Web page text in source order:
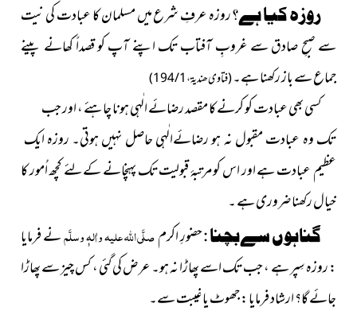
روزہ کیا ہے؟روزہ عرفِ شرع میں مسلمان کا عبادت کی نیت
سے صبحِ صادق سے غروبِ آفتاب تک اپنےآپکو قصداً کھانے پینے
جماع سے باز رکھنا ہے۔(فتاوی ھندیۃ ، 1 / 194)
کسی بھی عبادت کو کرنے کا مقصد رضائے الٰہیہونا چاہئے، اور جب
تک وہ عبادت مقبول نہ ہورضائےالٰہیحاصل نہیں ہوتی۔روزہ ایک
عظیم عبادت ہے اور اس کو مرتبۂ قبولیت تک پہنچانے کےلئے کچھ اُمور کا
خیال رکھنا ضروری ہے ۔
گناہوں سےبچنا :حضورِ اکرمصلَّی اللہ علیہ واٰلہٖ وسلَّمنے فرمایا
: روزہ سِپر ہے ، جب تک اسے پھاڑا نہ ہو۔ عرض کی گئی ، کس چیز سے پھاڑا
جائے گا؟ ارشاد فرمایا : جھوٹ یا غیبت سے۔